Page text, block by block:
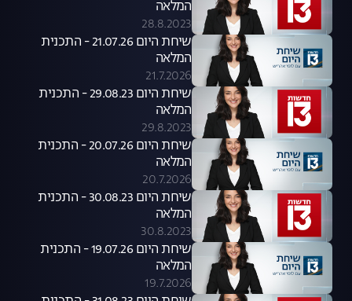
המלאה
28.8.2023
שיחת היום 21.07.26 - התכנית
המלאה
21.7.2026
שיחת היום 29.08.23 - התכנית
המלאה
29.8.2023
שיחת היום 20.07.26 - התכנית
המלאה
20.7.2026
שיחת היום 30.08.23 - התכנית
המלאה
30.8.2023
שיחת היום 19.07.26 - התכנית
המלאה
19.7.2026